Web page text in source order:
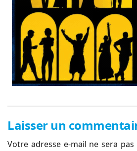
Laisser un
Votre adresse e-mail ne sera pas